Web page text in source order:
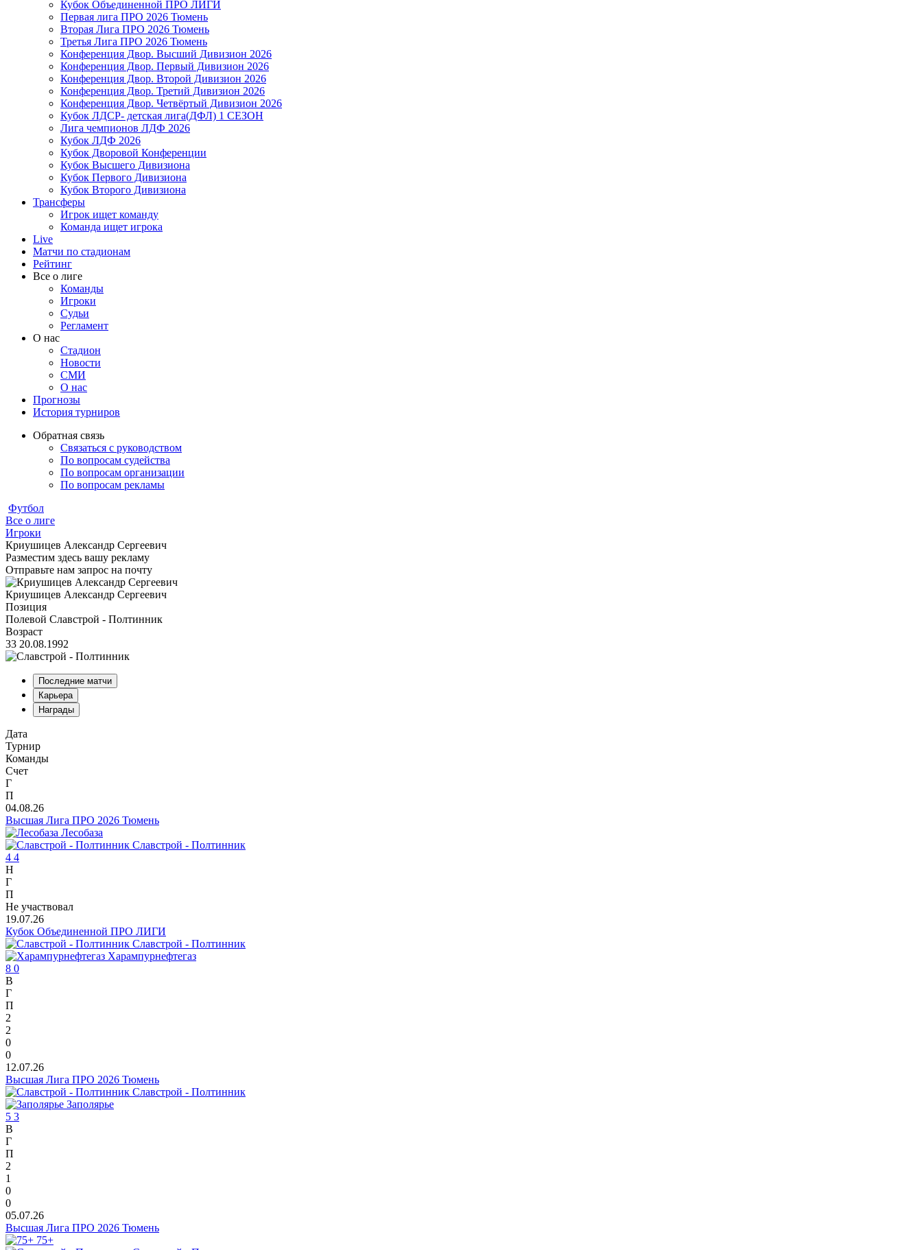
Кубок Объединенной ПРО ЛИГИ
Первая лига ПРО 2026 Тюмень
Вторая Лига ПРО 2026 Тюмень
Третья Лига ПРО 2026 Тюмень
Конференция Двор. Высший Дивизион 2026
Конференция Двор. Первый Дивизион 2026
Конференция Двор. Второй Дивизион 2026
Конференция Двор. Третий Дивизион 2026
Конференция Двор. Четвёртый Дивизион 2026
Кубок ЛДСР- детская лига(ДФЛ) 1 СЕЗОН
Лига чемпионов ЛДФ 2026
Кубок ЛДФ 2026
Кубок Дворовой Конференции
Кубок Высшего Дивизиона
Кубок Первого Дивизиона
Кубок Второго Дивизиона
Трансферы
Игрок ищет команду
Команда ищет игрока
Live
Матчи по стадионам
Рейтинг
Все о лиге
Команды
Игроки
Судьи
Регламент
О нас
Стадион
Новости
СМИ
О нас
Прогнозы
История турниров
Обратная связь
Связаться с руководством
По вопросам судейства
По вопросам организации
По вопросам рекламы
Футбол
Все о лиге
Игроки
Криушицев Александр Сергеевич
Разместим здесь вашу рекламу
Отправьте нам запрос на почту
Криушицев Александр Сергеевич
Позиция
Полевой Славстрой - Полтинник
Возраст
33 20.08.1992
Последние матчи
Карьера
Награды
Дата
Турнир
Команды
Счет
Г
П
04.08.26
Высшая Лига ПРО 2026 Тюмень
Лесобаза
Славстрой - Полтинник
4 4
Н
Г
П
Не участвовал
19.07.26
Кубок Объединенной ПРО ЛИГИ
Славстрой - Полтинник
Харампурнефтегаз
8 0
В
Г
П
2
2
0
0
12.07.26
Высшая Лига ПРО 2026 Тюмень
Славстрой - Полтинник
Заполярье
5 3
В
Г
П
2
1
0
0
05.07.26
Высшая Лига ПРО 2026 Тюмень
75+